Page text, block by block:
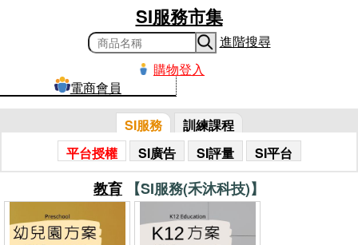
SI服務市集
進階搜尋
購物登入
電商會員
SI服務
訓練課程
平台授權
SI廣告 SI評量 SI平台
教育 【SI服務(禾沐科技)】